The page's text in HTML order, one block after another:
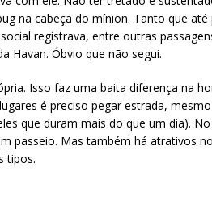
na cabeça do mínion. Tanto que até
registrava, entre outras
Havan. Óbvio que não segui.
Isso faz uma baita diferença na
é preciso pegar estrada,
que duram mais do que um dia).
passeio. Mas também há atrativos
tipos.